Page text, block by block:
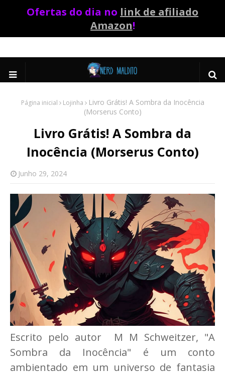
Ofertas do dia no link de afiliado
Amazon!
Página inicial Lojinha
Livro Grátis! A Sombra da Inocência
(Morserus Conto)
Livro Grátis! A Sombra da
Inocência (Morserus Conto)
Junho 29, 2024
Escrito pelo autor M M Schweitzer, "A
Sombra da Inocência" é um conto
ambientado em um universo de fantasia